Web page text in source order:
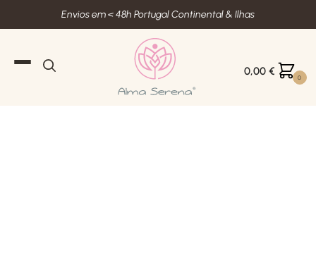
Envios em < 48h Portugal Continental & Ilhas
0,00 € 0